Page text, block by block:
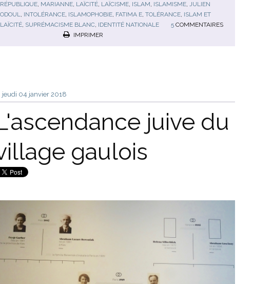
RÉPUBLIQUE, MARIANNE, LAÏCITÉ, LAÏCISME, ISLAM, ISLAMISME, JULIEN
ODOUL, INTOLÉRANCE, ISLAMOPHOBIE, FATIMA E, TOLÉRANCE, ISLAM ET
LAÏCITÉ, SUPRÉMACISME BLANC, IDENTITÉ NATIONALE 5 COMMENTAIRES
IMPRIMER
jeudi 04 janvier 2018
juive du
gaulois